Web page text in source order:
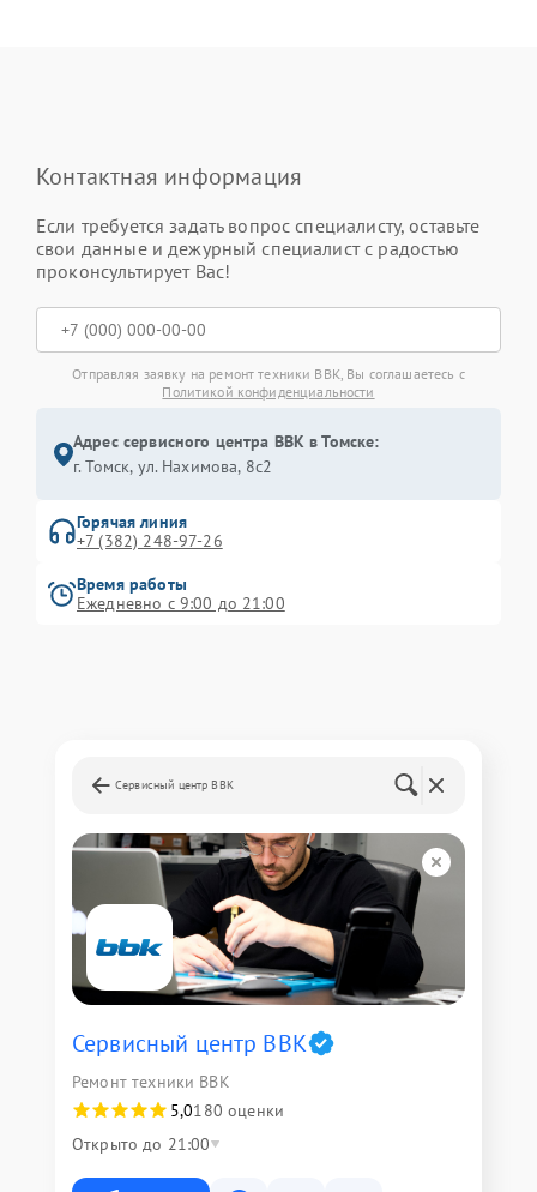
Контактная информация
Если требуется задать вопрос специалисту, оставьте
свои данные и дежурный специалист с радостью
проконсультирует Вас!
Отправляя заявку на ремонт техники BBK, Вы соглашаетесь с
Политикой конфиденциальности
Адрес сервисного центра BBK в Томске:
г. Томск, ул. Нахимова, 8с2
Горячая линия
+7 (382) 248-97-26
Время работы
Ежедневно с 9:00 до 21:00
Сервисный центр BBK
Сервисный центр BBK
Ремонт техники BBK
5,0180 оценки
Открыто до 21:00